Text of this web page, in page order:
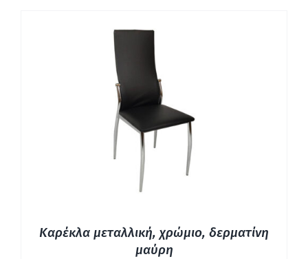
ΛΕΠΤΟΜΈΡΕΙΕΣ
Καρέκλα μεταλλική, χρώμιο, δερματίνη
μαύρη